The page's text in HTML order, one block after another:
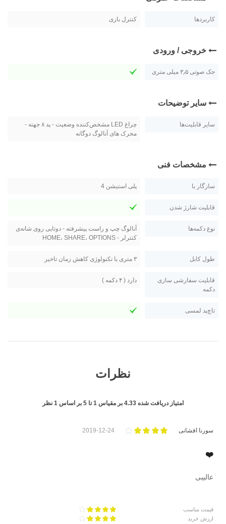
کاربردها کنترل بازی
خروجی / ورودی
جک صوتی ۳٫۵ میلی متری
سایر توضیحات
سایر قابلیت‌ها
چراغ LED مشخص‌کننده وضعیت - پد ۸ جهته -
محرک های آنالوگ دوگانه
مشخصات فنی
سازگار با پلی استیشن 4
قابلیت شارژ شدن
نوع دکمه‌ها
آنالوگ چپ و راست پیشرفته - دوتایی روی شانه‌ی
کنترلر - HOME، SHARE، OPTIONS
طول کابل ۳ متری با تکنولوژی کاهش زمان تاخیر
قابلیت سفارشی سازی
دکمه
دارد ( ۴ دکمه )
تاچ‌پد لمسی
نظرات
امتیاز دریافت شده 4.33 بر مقیاس 1تا 5 بر اساس 1 نظر
سورنا افشانی 2019-12-24
❤️
عالییی
قیمت مناسب
ارزش خرید